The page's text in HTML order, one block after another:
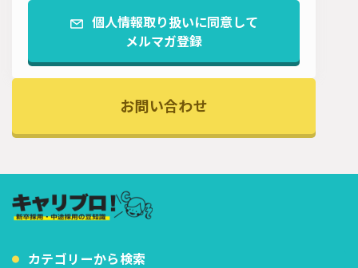
個人情報取り扱いに同意して
メルマガ登録
お問い合わせ
カテゴリーから検索